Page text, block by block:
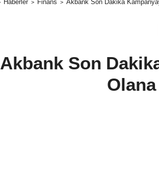
Haberler Finans Akbank Son Dakika
Akbank Son